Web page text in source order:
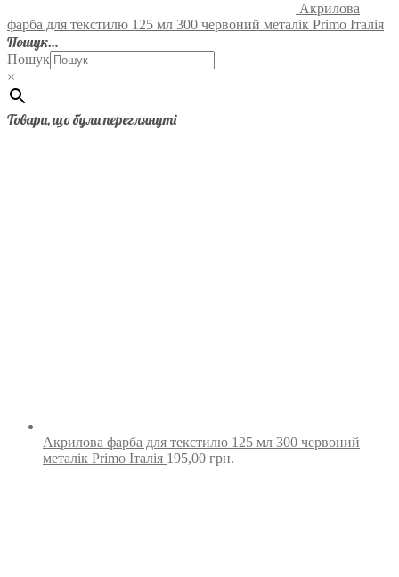
Акрилова
фарба для текстилю 125 мл 300 червоний металік Primo Італія
Пошук…
Пошук
×
Товари, що були переглянуті
Акрилова фарба для текстилю 125 мл 300 червоний
металік Primo Італія 195,00 грн.